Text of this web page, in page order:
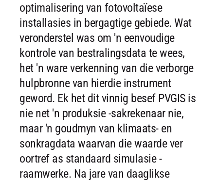
optimalisering van fotovoltaïese
installasies in bergagtige gebiede. Wat
veronderstel was om 'n eenvoudige
kontrole van bestralingsdata te wees,
het 'n ware verkenning van die verborge
hulpbronne van hierdie instrument
geword. Ek het dit vinnig besef PVGIS is
nie net 'n produksie -sakrekenaar nie,
maar 'n goudmyn van klimaats- en
sonkragdata waarvan die waarde ver
oortref as standaard simulasie -
raamwerke. Na jare van daaglikse